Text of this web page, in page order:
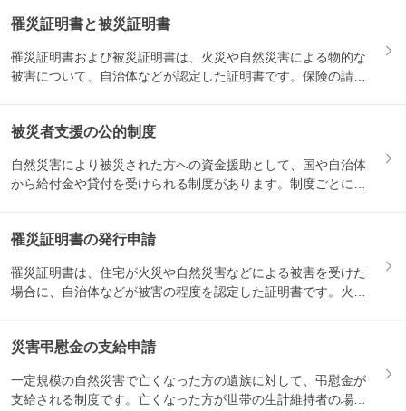
罹災証明書と被災証明書
罹災証明書および被災証明書は、火災や自然災害による物的な
被害について、自治体などが認定した証明書です。保険の請求
被災者支援の公的制度
自然災害により被災された方への資金援助として、国や自治体
から給付金や貸付を受けられる制度があります。制度ごとに対
罹災証明書の発行申請
罹災証明書は、住宅が火災や自然災害などによる被害を受けた
場合に、自治体などが被害の程度を認定した証明書です。火災
災害弔慰金の支給申請
一定規模の自然災害で亡くなった方の遺族に対して、弔慰金が
支給される制度です。亡くなった方が世帯の生計維持者の場合